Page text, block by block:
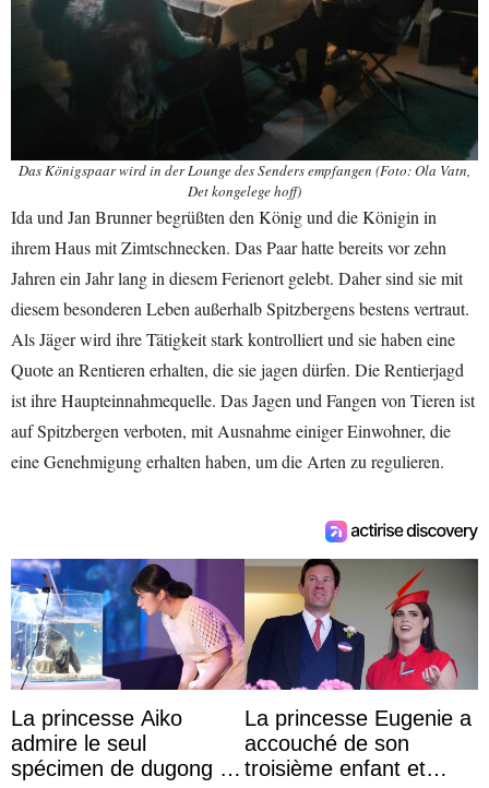
Das Königspaar wird in der Lounge des Senders empfangen (Foto: Ola Vatn,
Det kongelege hoff)
Ida und Jan Brunner begrüßten den König und die Königin in
ihrem Haus mit Zimtschnecken. Das Paar hatte bereits vor zehn
Jahren ein Jahr lang in diesem Ferienort gelebt. Daher sind sie mit
diesem besonderen Leben außerhalb Spitzbergens bestens vertraut.
Als Jäger wird ihre Tätigkeit stark kontrolliert und sie haben eine
Quote an Rentieren erhalten, die sie jagen dürfen. Die Rentierjagd
ist ihre Haupteinnahmequelle. Das Jagen und Fangen von Tieren ist
auf Spitzbergen verboten, mit Ausnahme einiger Einwohner, die
eine Genehmigung erhalten haben, um die Arten zu regulieren.
La princesse Aiko
admire le seul
spécimen de dugong en
La princesse Eugenie a
accouché de son
troisième enfant et